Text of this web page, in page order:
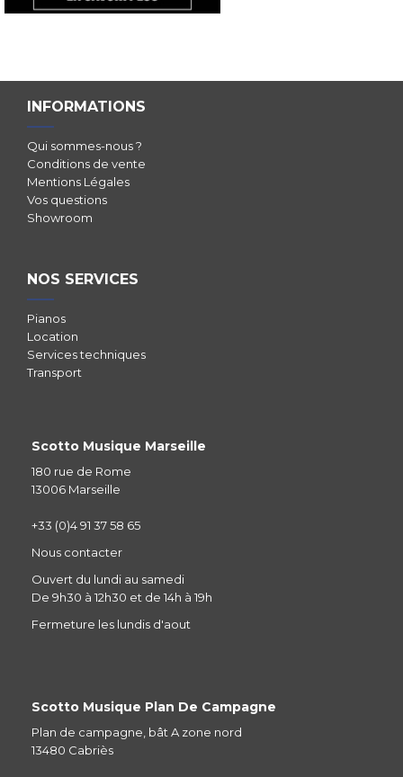
INFORMATIONS
Qui sommes-nous ?
Conditions de vente
Mentions Légales
Vos questions
Showroom
NOS SERVICES
Pianos
Location
Services techniques
Transport
Scotto Musique Marseille
180 rue de Rome
13006 Marseille
+33 (0)4 91 37 58 65
Nous contacter
Ouvert du lundi au samedi
De 9h30 à 12h30 et de 14h à 19h
Fermeture les lundis d'aout
Scotto Musique Plan De Campagne
Plan de campagne, bât A zone nord
13480 Cabriès